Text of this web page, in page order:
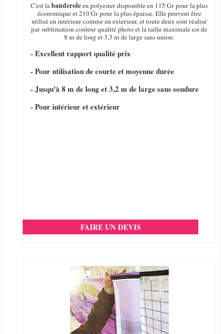
C'est labanderoleen polyester disponible en 115 Gr pour la plus
économique et 210 Gr pour la plus épaisse. Elle peuvent être
utilisé en intérieur comme en extérieur, et toute deux sont réalisé
par sublimation couleur qualité photo et la taille maximale est de
8 m de long et 3,3 m de large sans union.
- Excellent rapport qualité prix
- Pour utilisation de courte et moyenne durée
- Jusqu'à 8 m de long et 3,2 m de large sans soudure
- Pour intérieur et extérieur
FAIRE UN DEVIS